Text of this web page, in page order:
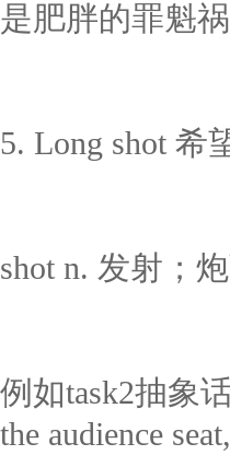
是肥胖的罪魁祸
5. Long shot 希
shot n. 发射；
例如task2抽象
the audience